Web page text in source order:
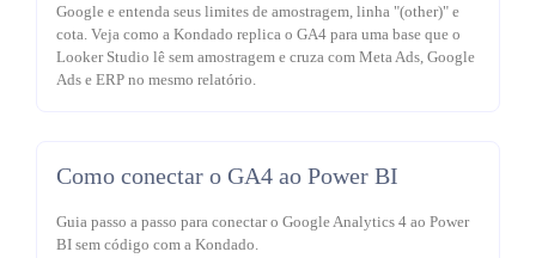
Google e entenda seus limites de amostragem, linha "(other)" e
cota. Veja como a Kondado replica o GA4 para uma base que o
Looker Studio lê sem amostragem e cruza com Meta Ads, Google
Ads e ERP no mesmo relatório.
Como conectar o GA4 ao Power BI
Guia passo a passo para conectar o Google Analytics 4 ao Power
BI sem código com a Kondado.